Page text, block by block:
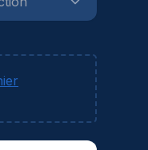
la